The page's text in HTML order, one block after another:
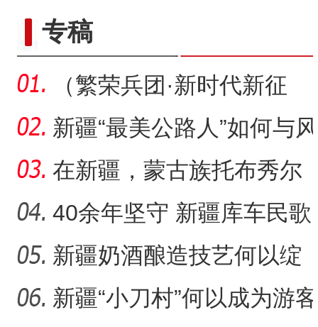
“阿克苏是个好地方·四季
专稿
（繁荣兵团·新时代新征
程）沙漠瀚海中的新疆兵
团
新疆“最美公路人”如何与风
沙“硬碰硬”？
在新疆，蒙古族托布秀尔
音乐何以传承不息？
40余年坚守 新疆库车民歌
传承人用歌声展现非遗魅
力
新疆奶酒酿造技艺何以绽
放光彩？
新疆“小刀村”何以成为游客